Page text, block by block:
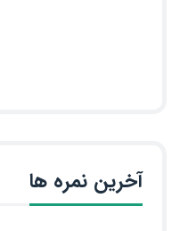
آخرین نمره ها